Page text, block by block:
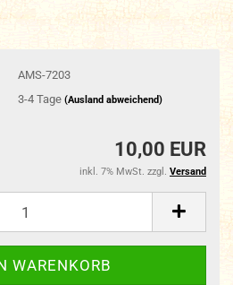
AMS-7203
3-4 Tage (Ausland abweichend)
10,00 EUR
inkl. 7% MwSt. zzgl. Versand